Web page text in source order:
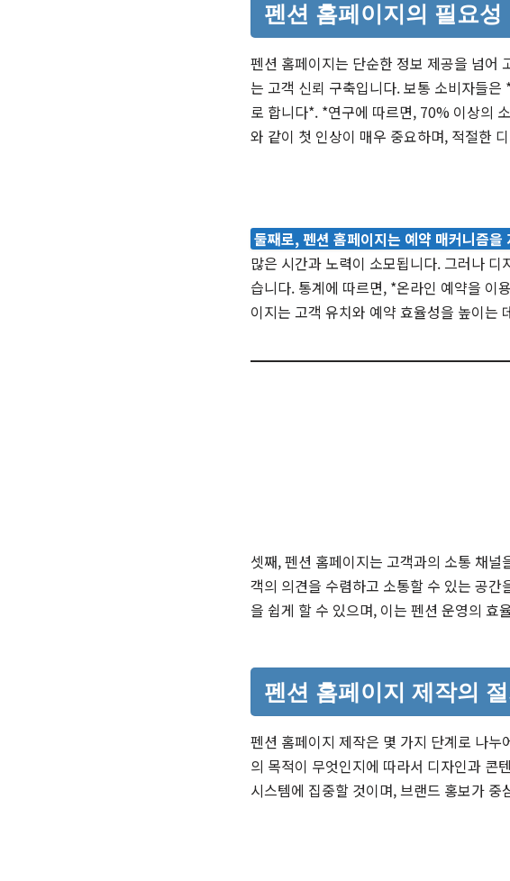
펜션 홈페이지의 필요성
펜션 홈페이지는 단순한 정보 제공을 넘어
는 고객 신뢰 구축입니다. 보통 소비자들
로 합니다*. *연구에 따르면, 70% 이상의
와 같이 첫 인상이 매우 중요하며, 적절한
둘째로, 펜션 홈페이지는 예약 매커니즘
많은 시간과 노력이 소모됩니다. 그러나
습니다. 통계에 따르면, *온라인 예약을 이
이지는 고객 유치와 예약 효율성을 높이는
셋째, 펜션 홈페이지는 고객과의 소통 채
객의 의견을 수렴하고 소통할 수 있는 공
을 쉽게 할 수 있으며, 이는 펜션 운영의 효
펜션 홈페이지 제작의
펜션 홈페이지 제작은 몇 가지 단계로 나
의 목적이 무엇인지에 따라서 디자인과 콘
시스템에 집중할 것이며, 브랜드 홍보가